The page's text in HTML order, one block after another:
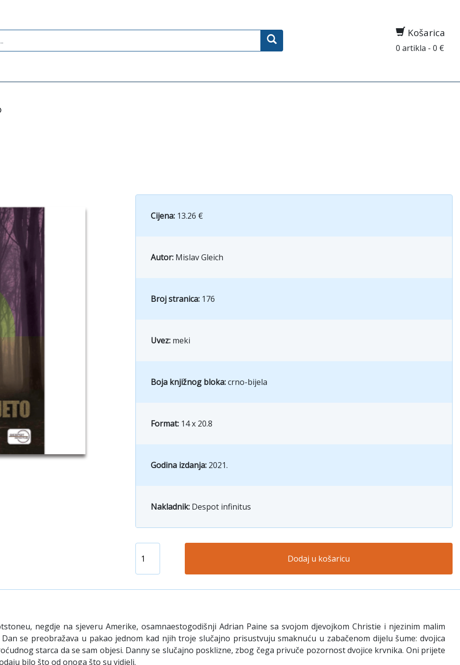
Košarica
0 artikla - 0 €
Cijena: 13.26 €
Autor: Mislav Gleich
Broj stranica: 176
Uvez: meki
Boja knjižnog bloka:crno-bijela
Format: 14 x 20.8
Godina izdanja: 2021.
Nakladnik: Despot infinitus
Dodaj u košaricu
negdje na sjeveru Amerike, osamnaestogodišnji Adrian Paine sa svojom djevojkom Christie i njezinim malim
se preobražava u pakao jednom kad njih troje slučajno prisustvuju smaknuću u zabačenom dijelu šume: dvojica
starca da se sam objesi. Danny se slučajno posklizne, zbog čega privuče pozornost dvojice krvnika. Oni prijete
bilo što od onoga što su vidjeli.